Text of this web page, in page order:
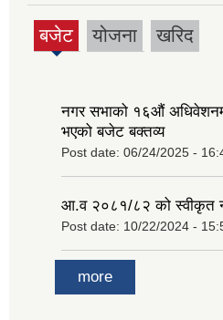
बजेट
(active
योजना खरिद
नगर सभाको १६‍औं
भएको बजेट बक्तव्य
Post date: 06/24/2025 -
आ.व २०८१/८२ को स्वीकृत
Post date: 10/22/2024 -
more